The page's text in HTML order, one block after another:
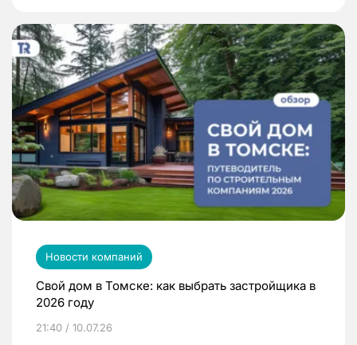
Новости компаний
Свой дом в Томске: как выбрать застройщика в
2026 году
21:40 / 10.07.26